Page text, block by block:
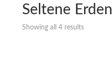
Seltene Erden
Showing all 4 results